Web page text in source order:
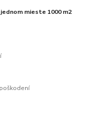
mieste 1000 m2